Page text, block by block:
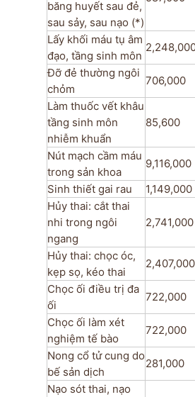
băng huyết sau đẻ,
sau sảy, sau nạo (*)
Lấy khối máu tụ âm
đạo, tầng sinh môn
Đỡ đẻ thường ngôi
chỏm
706,000
Làm thuốc vết khâu
tầng sinh môn
nhiễm khuẩn
85,600
Nút mạch cầm máu
trong sản khoa
9,116,000
Sinh thiết gai rau
1,149,000
Hủy thai: cắt thai
nhi trong ngôi
ngang
2,741,000
Hủy thai: chọc óc,
kẹp sọ, kéo thai
2,407,000
Chọc ối điều trị đa
ối
722,000
Chọc ối làm xét
nghiệm tế bào
722,000
Nong cổ tử cung do
bế sản dịch
281,000
Nạo sót thai, nạo